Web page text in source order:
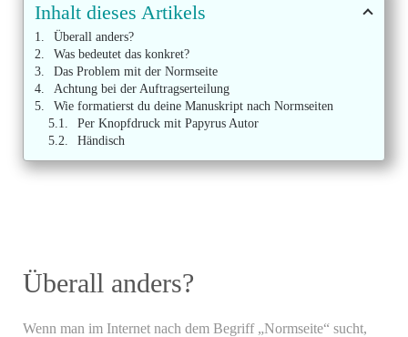
Inhalt dieses Artikels
Überall anders?
Was bedeutet das konkret?
Das Problem mit der Normseite
Achtung bei der Auftragserteilung
Wie formatierst du deine Manuskript nach Normseiten
Per Knopfdruck mit Papyrus Autor
Händisch
Überall anders?
Wenn man im Internet nach dem Begriff „Normseite“ sucht,